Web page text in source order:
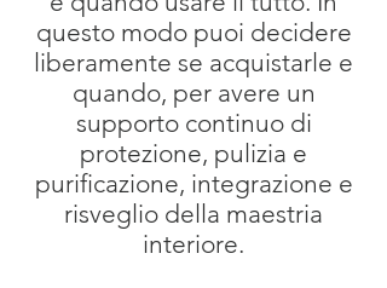
questo modo puoi decidere
liberamente se acquistarle e
quando, per avere un
supporto continuo di
protezione, pulizia e
purificazione, integrazione e
risveglio della maestria
interiore.